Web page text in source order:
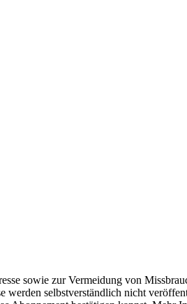
sowie zur Vermeidung von
selbstverständlich nicht